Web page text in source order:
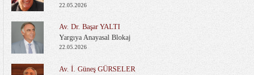
22.05.2026
Av. Dr. Başar YALTI
Yargıya Anayasal Blokaj
22.05.2026
Av. İ. Güneş GÜRSELER